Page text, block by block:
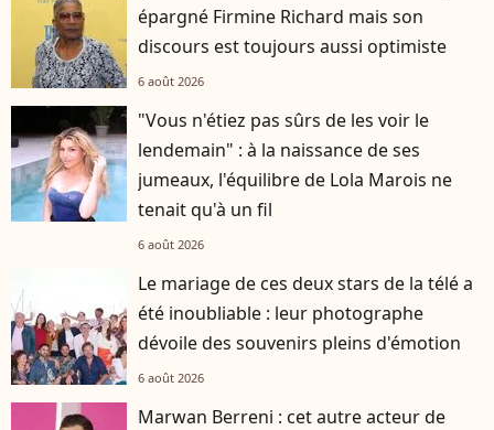
épargné Firmine Richard mais son
discours est toujours aussi optimiste
6 août 2026
"Vous n'étiez pas sûrs de les voir le
lendemain" : à la naissance de ses
jumeaux, l'équilibre de Lola Marois ne
tenait qu'à un fil
6 août 2026
Le mariage de ces deux stars de la télé a
été inoubliable : leur photographe
dévoile des souvenirs pleins d'émotion
6 août 2026
Marwan Berreni : cet autre acteur de